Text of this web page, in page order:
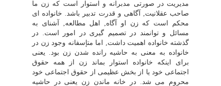
مدیریت در صورتى مدبرانه و استوار است که زن ما
صاحب عقلانیت, آگاهى و قدرت تدبیر باشد. خانواده اى
محکم است که زن او آگاه, اهل مطالعه, آشناى به
مسائل و توانمند در تصمیم گیرى در امور است. در
گذشته خانواده اهمیت داشت, اما متإسفانه وجود زن در
خانواده به معنى به حاشیه رانده شدن زن بود. یعنى
براى اینکه خانواده استوار بماند زن از همه حقوق
اجتماعى خود یا از بخش عظیمى از حقوق اجتماعى خود
محروم مى شد. در خانه ماندن زن یعنى در حاشیه